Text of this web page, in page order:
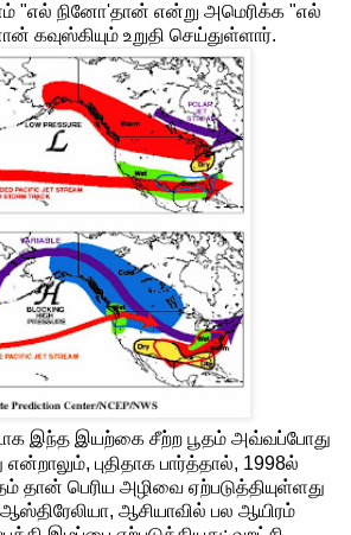
"எல் நினோ'தான் என்று அமெரிக்க "எல்
கவுஸ்கியும் உறுதி செய்துள்ளார்.
இந்த இயற்கை சீற்ற பூதம் அவ்வப்போது
புதிதாக பார்த்தால், 1998ல்
தான் பெரிய அழிவை ஏற்படுத்தியுள்ளது
ஆசியாவில் பல ஆயிரம்